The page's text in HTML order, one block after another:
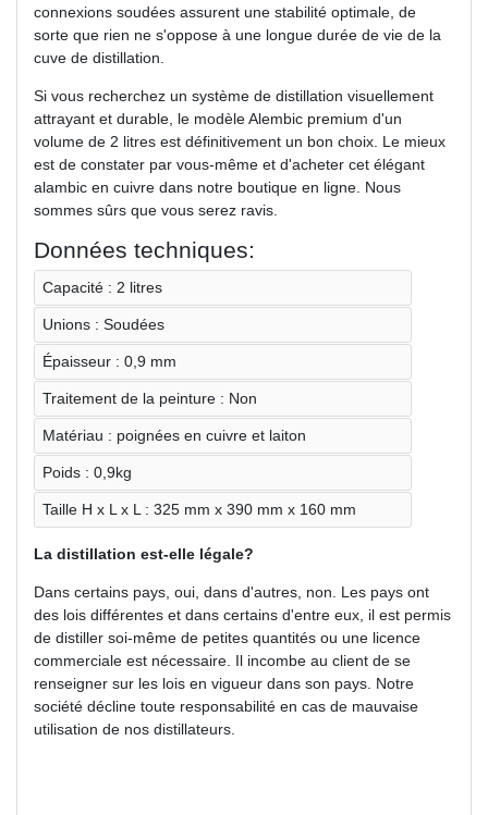
connexions soudées assurent une stabilité optimale, de
sorte que rien ne s'oppose à une longue durée de vie de la
cuve de distillation.
Si vous recherchez un système de distillation visuellement
attrayant et durable, le modèle Alembic premium d'un
volume de 2 litres est définitivement un bon choix. Le mieux
est de constater par vous-même et d'acheter cet élégant
alambic en cuivre dans notre boutique en ligne. Nous
sommes sûrs que vous serez ravis.
Données techniques:
Capacité : 2 litres
Unions : Soudées
Épaisseur : 0,9 mm
Traitement de la peinture : Non
Matériau : poignées en cuivre et laiton
Poids : 0,9kg
Taille H x L x L : 325 mm x 390 mm x 160 mm
La distillation est-elle légale?
Dans certains pays, oui, dans d'autres, non. Les pays ont
des lois différentes et dans certains d'entre eux, il est permis
de distiller soi-même de petites quantités ou une licence
commerciale est nécessaire. Il incombe au client de se
renseigner sur les lois en vigueur dans son pays. Notre
société décline toute responsabilité en cas de mauvaise
utilisation de nos distillateurs.